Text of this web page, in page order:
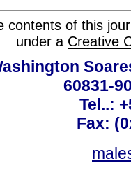
contents of this
under a Creative
60831-
Tel..:
Fax: